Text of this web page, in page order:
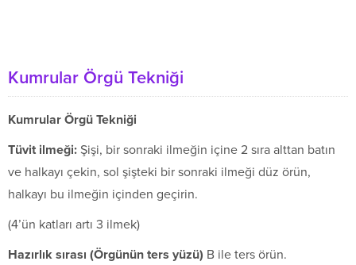
Kumrular Örgü Tekniği
Kumrular Örgü Tekniği
Tüvit ilmeği: Şişi, bir sonraki ilmeğin içine 2 sıra alttan batın
ve halkayı çekin, sol şişteki bir sonraki ilmeği düz örün,
halkayı bu ilmeğin içinden geçirin.
(4’ün katları artı 3 ilmek)
Hazırlık sırası (Örgünün ters yüzü) B ile ters örün.